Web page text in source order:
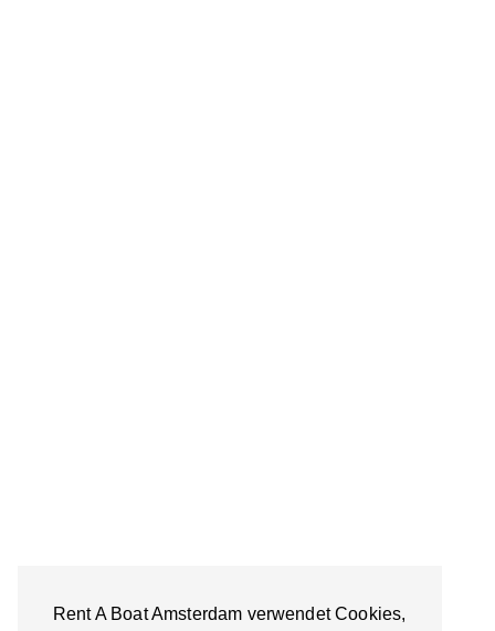
Rent A Boat Amsterdam verwendet Cookies,